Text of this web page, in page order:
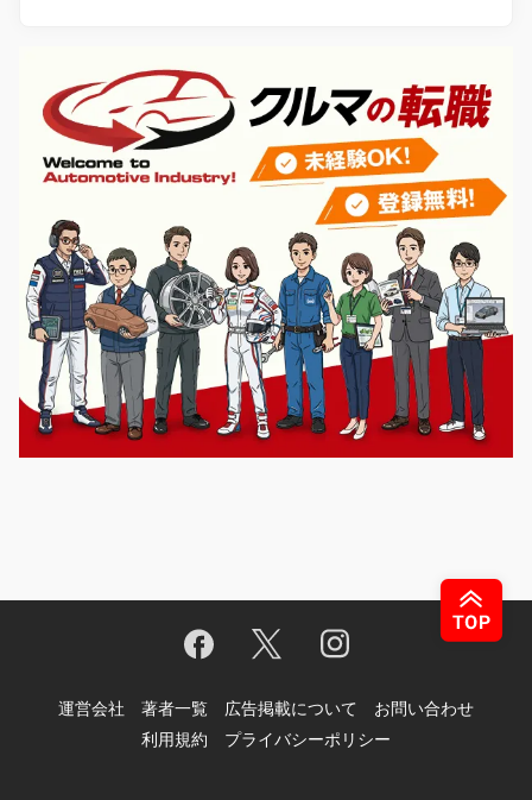
運営会社 著者一覧 広告掲載について
お問い合わせ
利用規約
プライバシーポリシー